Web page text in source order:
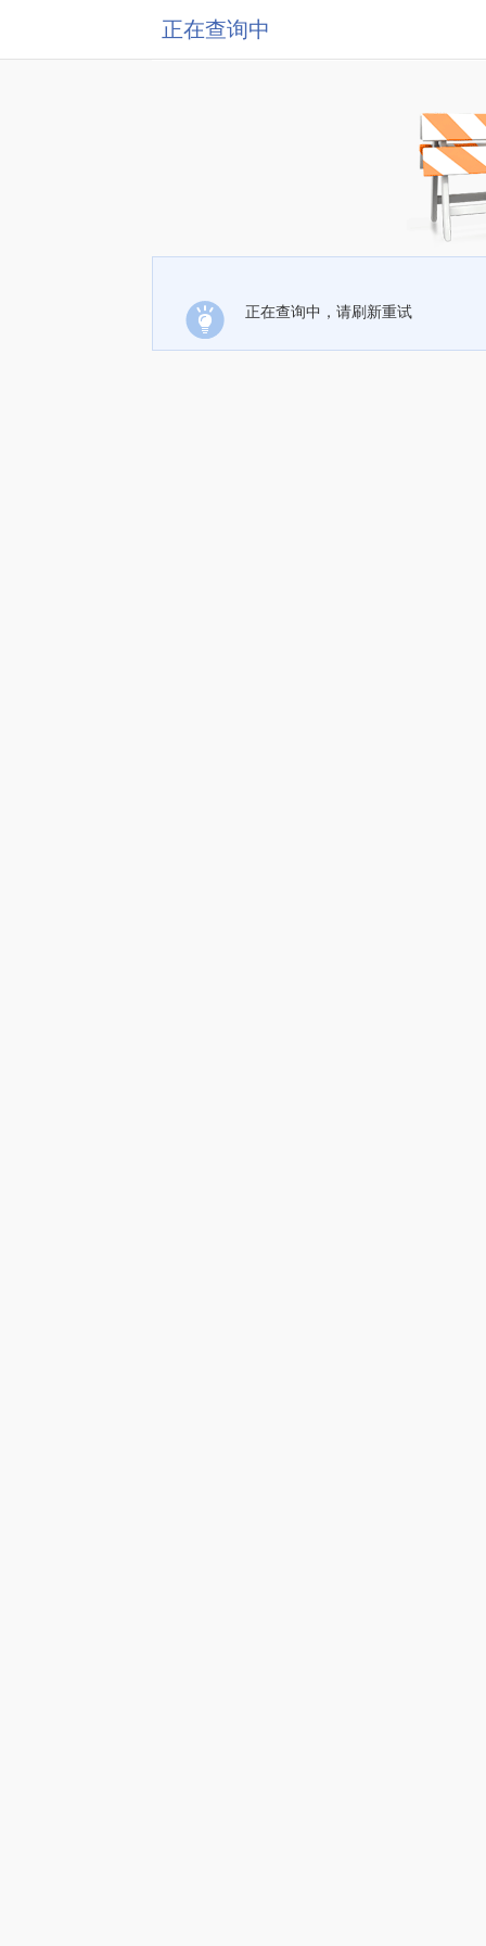
正在查询中
正在查询中，请刷新重试